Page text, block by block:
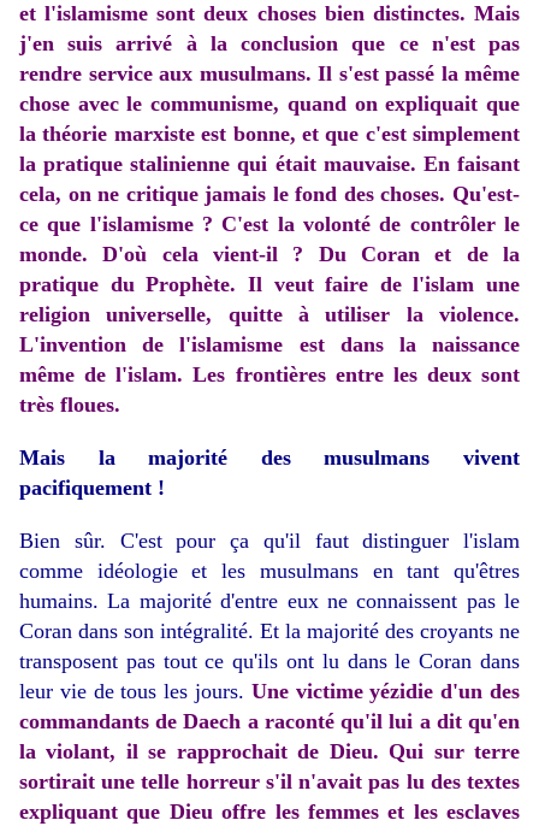
et l'islamisme sont deux choses bien distinctes. Mais
j'en suis arrivé à la conclusion que ce n'est pas
rendre service aux musulmans. Il s'est passé la même
chose avec le communisme, quand on expliquait que
la théorie marxiste est bonne, et que c'est simplement
la pratique stalinienne qui était mauvaise. En faisant
cela, on ne critique jamais le fond des choses. Qu'est-
ce que l'islamisme ? C'est la volonté de contrôler le
monde. D'où cela vient-il ? Du Coran et de la
pratique du Prophète. Il veut faire de l'islam une
religion universelle, quitte à utiliser la violence.
L'invention de l'islamisme est dans la naissance
même de l'islam. Les frontières entre les deux sont
très floues.
Mais la majorité des musulmans vivent
pacifiquement !
Bien sûr. C'est pour ça qu'il faut distinguer l'islam
comme idéologie et les musulmans en tant qu'êtres
humains. La majorité d'entre eux ne connaissent pas le
Coran dans son intégralité. Et la majorité des croyants ne
transposent pas tout ce qu'ils ont lu dans le Coran dans
leur vie de tous les jours. Une victime yézidie d'un des
commandants de Daech a raconté qu'il lui a dit qu'en
la violant, il se rapprochait de Dieu. Qui sur terre
sortirait une telle horreur s'il n'avait pas lu des textes
expliquant que Dieu offre les femmes et les esclaves